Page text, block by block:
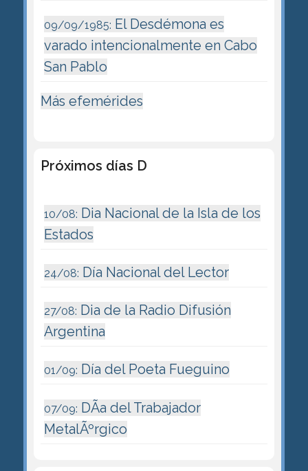
09/09/1985: El Desdémona es
varado intencionalmente en Cabo
San Pablo
Más efemérides
Próximos días D
10/08: Dia Nacional de la Isla de los
Estados
24/08: Día Nacional del Lector
27/08: Dia de la Radio Difusión
Argentina
01/09: Día del Poeta Fueguino
07/09: DÃ­a del Trabajador
MetalÃºrgico